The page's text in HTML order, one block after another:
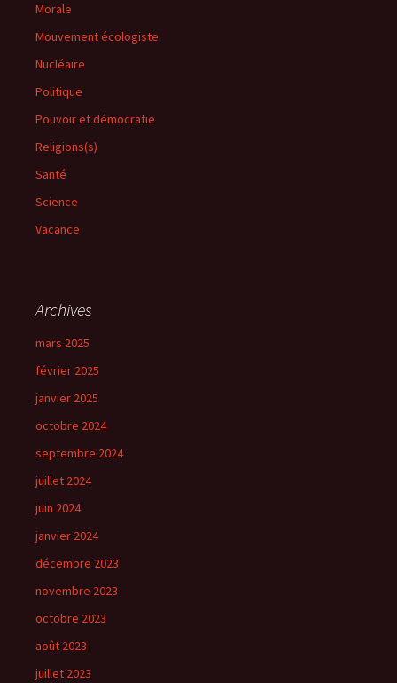
Morale
Mouvement écologiste
Nucléaire
Politique
Pouvoir et démocratie
Religions(s)
Santé
Science
Vacance
Archives
mars 2025
février 2025
janvier 2025
octobre 2024
septembre 2024
juillet 2024
juin 2024
janvier 2024
décembre 2023
novembre 2023
octobre 2023
août 2023
juillet 2023